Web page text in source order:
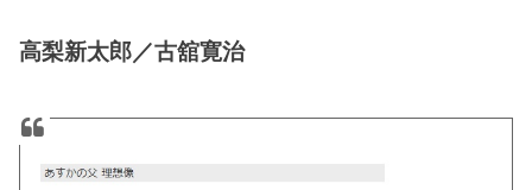
高梨新太郎／古舘寛治